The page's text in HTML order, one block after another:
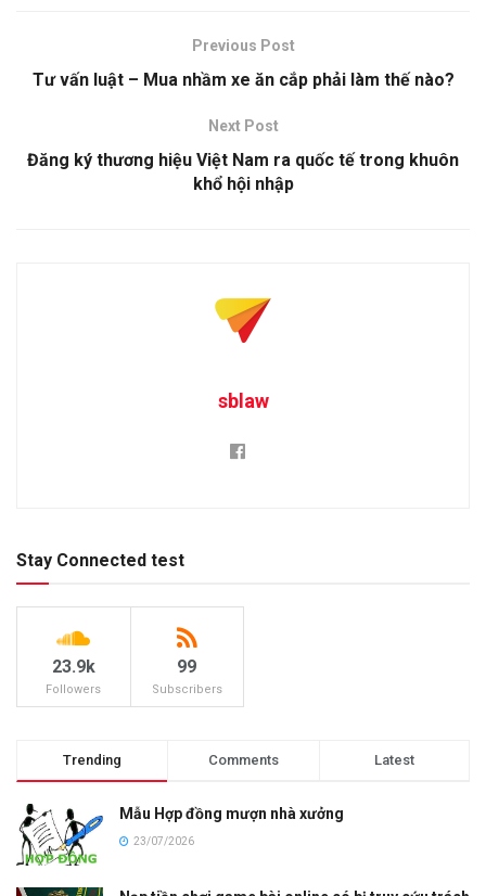
Previous Post
Tư vấn luật – Mua nhầm xe ăn cắp phải làm thế nào?
Next Post
Đăng ký thương hiệu Việt Nam ra quốc tế trong khuôn
khổ hội nhập
sblaw
Stay Connected test
23.9k
Followers
99
Subscribers
Trending Comments Latest
Mẫu Hợp đồng mượn nhà xưởng
23/07/2026